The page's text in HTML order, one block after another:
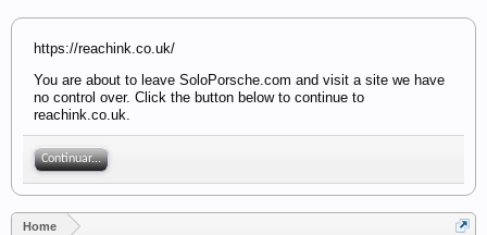
https://reachink.co.uk/
You are about to leave SoloPorsche.com and visit a site we have
no control over. Click the button below to continue to
reachink.co.uk.
Continuar...
Home